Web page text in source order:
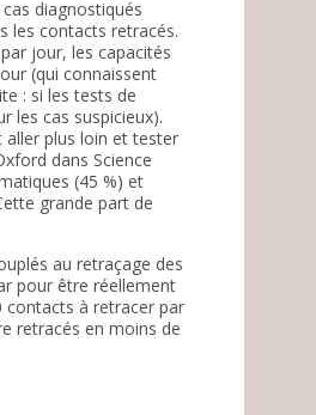
diagnostiqués
les contacts retracés.
jour, les capacités
(qui connaissent
: si les tests de
les cas suspicieux).
plus loin et tester
dans Science
(45 %) et
grande part de
au retraçage des
pour être réellement
contacts à retracer par
retracés en moins de